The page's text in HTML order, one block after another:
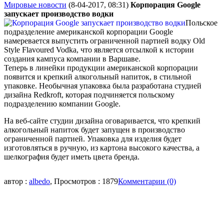
Мировые новости (8-04-2017, 08:31) Корпорация Google
запускает производство водки
Польское
подразделение американской корпорации Google
намеревается выпустить ограниченной партией водку Old
Style Flavoured Vodka, что является отсылкой к истории
создания кампуса компании в Варшаве.
Теперь в линейки продукции американской корпорации
появится и крепкий алкогольный напиток, в стильной
упаковке. Необычная упаковка была разработана студией
дизайна Redkroft, которая подчиняется польскому
подразделению компании Google.
На веб-сайте студии дизайна оговаривается, что крепкий
алкогольный напиток будет запущен в производство
ограниченной партией. Упаковка для изделия будет
изготовляться в ручную, из картона высокого качества, а
шелкография будет иметь цвета бренда.
автор : albedo, Просмотров : 1879Комментарии (0)